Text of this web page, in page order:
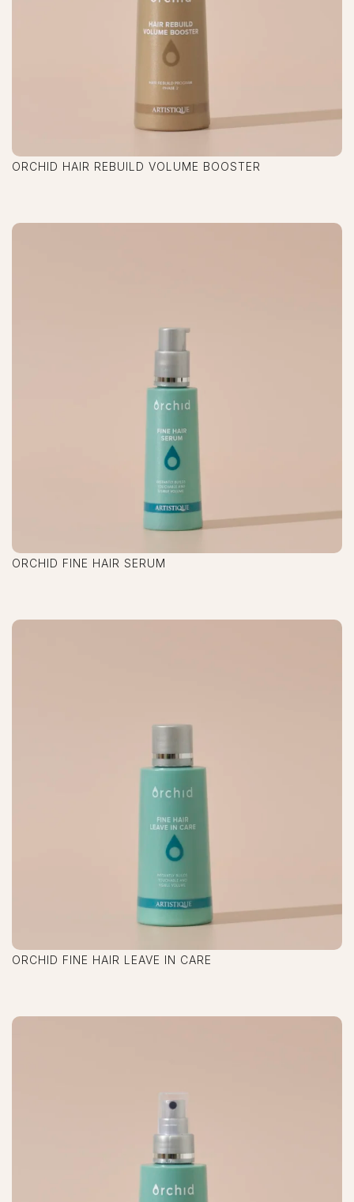
ORCHID HAIR REBUILD VOLUME BOOSTER
ORCHID FINE HAIR SERUM
ORCHID FINE HAIR LEAVE IN CARE